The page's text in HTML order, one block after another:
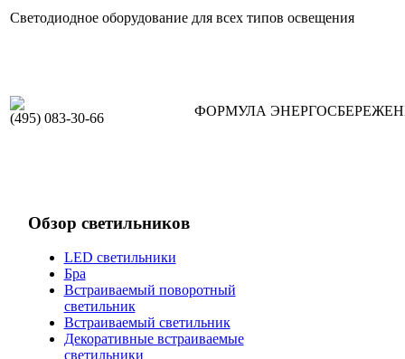
Светодиодное оборудование для всех типов освещения
(495) 083-30-66 ФОРМУЛА
Обзор светильников
LED светильники
Бра
Встраиваемый поворотный
светильник
Встраиваемый светильник
Декоративные встраиваемые
светильники